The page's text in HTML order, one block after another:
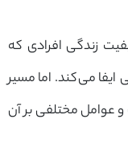
زندگی افرادی که
می‌کند. اما مسیر
عوامل مختلفی بر آن